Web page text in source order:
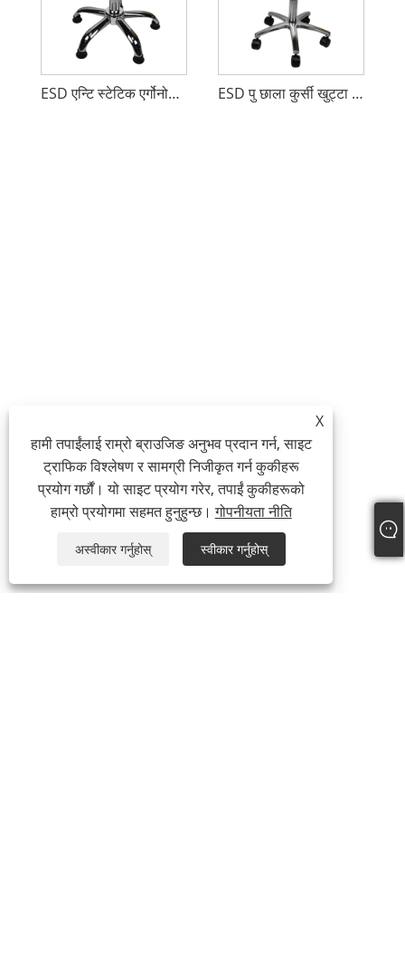
ESD एन्टि स्टेटिक एर्गोनोमिक ल्याब चेयर ESD पु छाला कुर्सी खुट्टा आराम
X
हामी तपाईंलाई राम्रो ब्राउजिङ अनुभव प्रदान गर्न, साइट
ट्राफिक विश्लेषण र सामग्री निजीकृत गर्न कुकीहरू
प्रयोग गर्छौं। यो साइट प्रयोग गरेर, तपाईं कुकीहरूको
हाम्रो प्रयोगमा सहमत हुनुहुन्छ।गोपनीयता नीति
अस्वीकार गर्नुहोस् स्वीकार गर्नुहोस्